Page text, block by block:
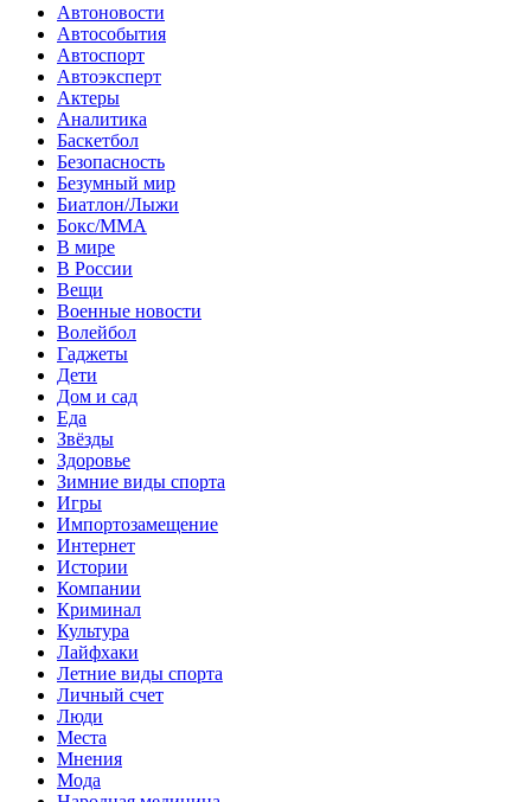
Автоновости
Автособытия
Автоспорт
Автоэксперт
Актеры
Аналитика
Баскетбол
Безопасность
Безумный мир
Биатлон/Лыжи
Бокс/MMA
В мире
В России
Вещи
Военные новости
Волейбол
Гаджеты
Дети
Дом и сад
Еда
Звёзды
Здоровье
Зимние виды спорта
Игры
Импортозамещение
Интернет
Истории
Компании
Криминал
Культура
Лайфхаки
Летние виды спорта
Личный счет
Люди
Места
Мнения
Мода